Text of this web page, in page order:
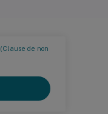
(Clause de non